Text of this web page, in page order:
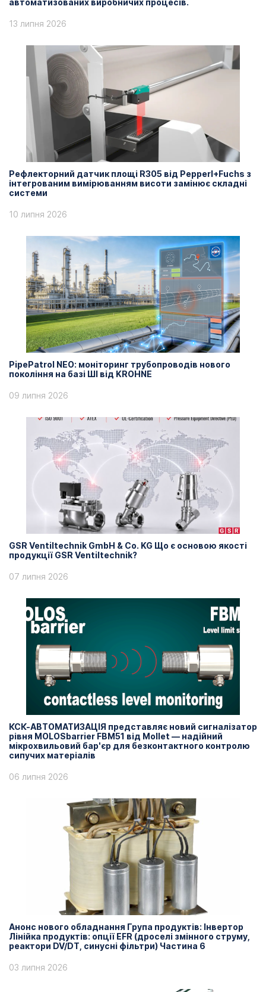
автоматизованих виробничих процесів.
13 липня 2026
Рефлекторний датчик площі R305 від Pepperl+Fuchs з
інтегрованим вимірюванням висоти замінює складні
системи
10 липня 2026
PipePatrol NEO: моніторинг трубопроводів нового
покоління на базі ШІ від KROHNE
09 липня 2026
GSR Ventiltechnik GmbH & Co. KG Що є основою якості
продукції GSR Ventiltechnik?
07 липня 2026
КСК-АВТОМАТИЗАЦІЯ представляє новий сигналізатор
рівня MOLOSbarrier FBM51 від Mollet — надійний
мікрохвильовий бар'єр для безконтактного контролю
сипучих матеріалів
06 липня 2026
Анонс нового обладнання Група продуктів: Інвертор
Лінійка продуктів: опції EFR (дроселі змінного струму,
реактори DV/DT, синусні фільтри) Частина 6
03 липня 2026